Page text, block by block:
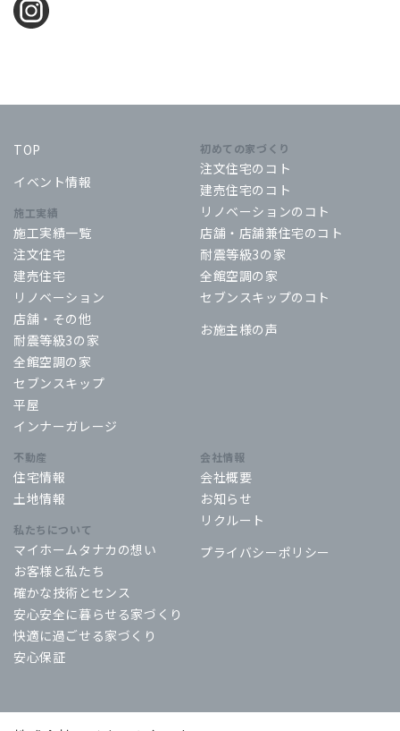
TOP
イベント情報
施工実績
施工実績一覧
注文住宅
建売住宅
リノベーション
店舗・その他
耐震等級3の家
全館空調の家
セブンスキップ
平屋
インナーガレージ
初めての家づくり
注文住宅のコト
建売住宅のコト
リノベーションのコト
店舗・店舗兼住宅のコト
耐震等級3の家
全館空調の家
セブンスキップのコト
お施主様の声
不動産
住宅情報
土地情報
私たちについて
マイホームタナカの想い
お客様と私たち
確かな技術とセンス
安心安全に暮らせる家づくり
快適に過ごせる家づくり
安心保証
会社情報
会社概要
お知らせ
リクルート
プライバシーポリシー